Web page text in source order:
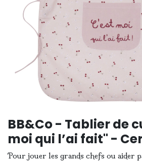
BB&Co - Tablier de
moi qui l’ai fait" -
Pour jouer les grands chefs ou aider